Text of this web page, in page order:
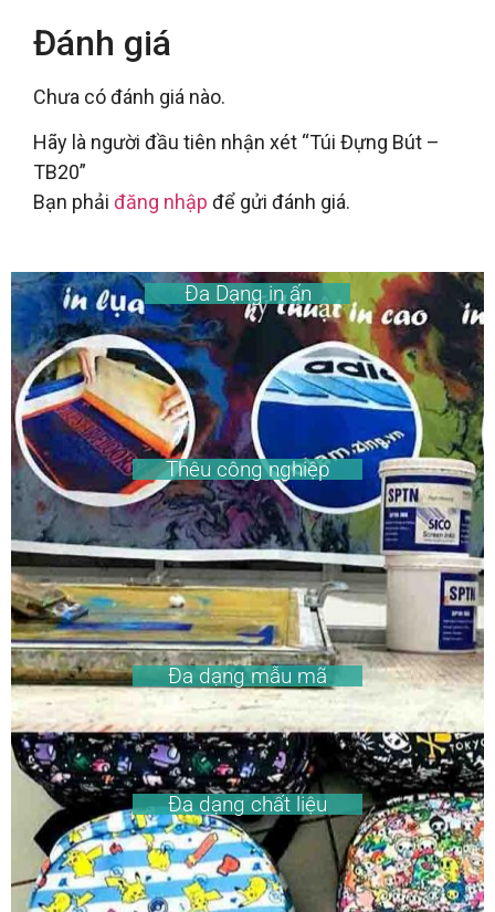
Đánh giá
Chưa có đánh giá nào.
Hãy là người đầu tiên nhận xét “Túi Đựng Bút –
TB20”
Bạn phải đăng nhập để gửi đánh giá.
Đa Dạng in ấn
Thêu công nghiệp
Đa dạng mẫu mã
Đa dạng chất liệu